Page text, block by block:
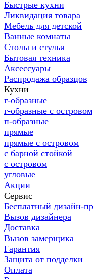
Быстрые кухни
Ликвидация товара
Мебель для детской
Ванные комнаты
Столы и стулья
Бытовая техника
Аксессуары
Распродажа образцов
Кухни
г-образные
г-образные с островом
п-образные
прямые
прямые с островом
с барной стойкой
с островом
угловые
Акции
Сервис
Бесплатный дизайн-
Вызов дизайнера
Доставка
Вызов замерщика
Гарантия
Защита от подделки
Оплата